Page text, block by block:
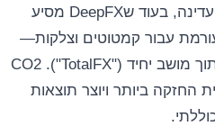
בעומק שטחי לטון וטקסטורה עדינה, בעוד שDeepFX מסיע
עבור קמטוטים וצלקות—
השניים משולבים בתדירות בתוך מושב יחיד ("TotalFX"). CO2
ביותר ויוצר תוצאות